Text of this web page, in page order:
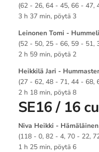
(62 - 26, 64 - 45, 66 - 47,
3 h 37 min, pöytä 3
Leinonen Tomi -
(52 - 50, 25 - 66, 59 - 51,
2 h 59 min, pöytä 2
Heikkilä Jari -
(27 - 62, 48 - 71, 44 - 68,
2 h 18 min, pöytä 8
SE16 / 16
Niva Heikki -
(118 - 0, 82 - 4, 70 - 22,
1 h 25 min, pöytä 6